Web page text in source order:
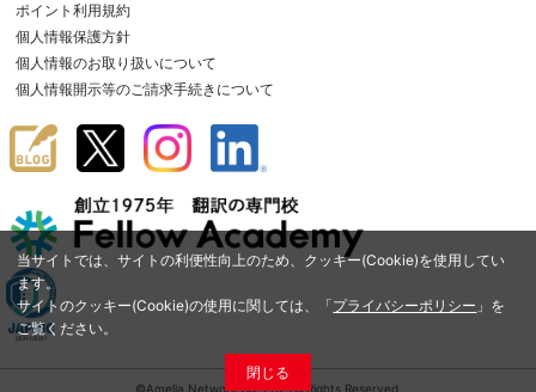
当サイトでは、サイトの利便性向上のため、クッキー(Cookie)を使用してい
ます。
サイトのクッキー(Cookie)の使用に関しては、「プライバシーポリシー 」を
ご覧ください。
閉じる
ポイント利用規約
個人情報保護方針
個人情報のお取り扱いについて
個人情報開示等のご請求手続きについて
©Amelia Network Co.,Ltd. All Rights Reserved.